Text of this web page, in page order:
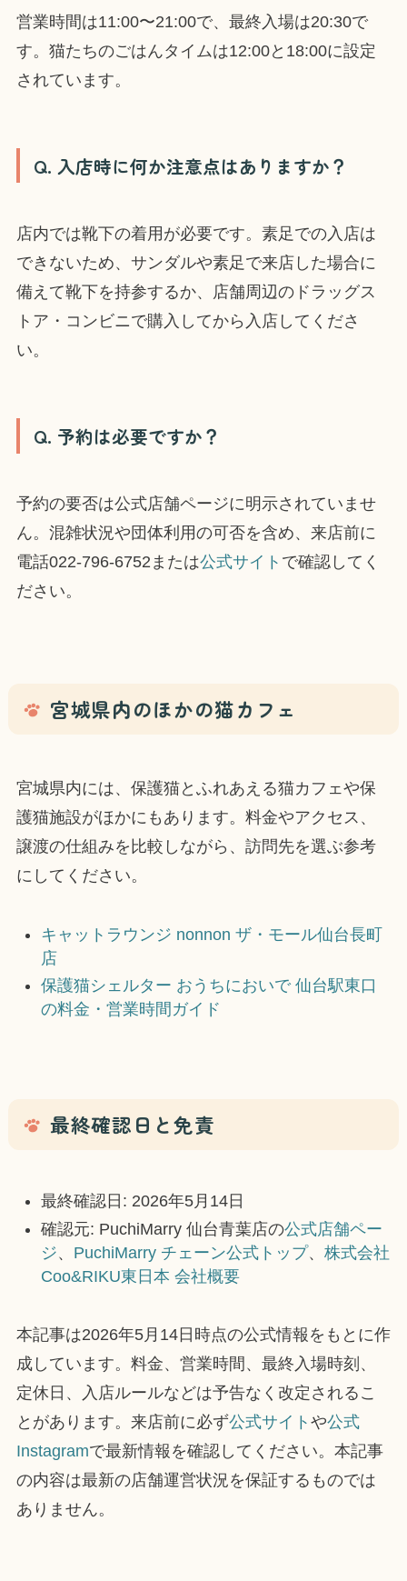
営業時間は11:00〜21:00で、最終入場は20:30で
す。猫たちのごはんタイムは12:00と18:00に設定
されています。
Q. 入店時に何か注意点はありますか？
店内では靴下の着用が必要です。素足での入店は
できないため、サンダルや素足で来店した場合に
備えて靴下を持参するか、店舗周辺のドラッグス
トア・コンビニで購入してから入店してくださ
い。
Q. 予約は必要ですか？
予約の要否は公式店舗ページに明示されていませ
ん。混雑状況や団体利用の可否を含め、来店前に
電話022-796-6752または公式サイト で確認してく
ださい。
宮城県内のほかの猫カフェ
宮城県内には、保護猫とふれあえる猫カフェや保
護猫施設がほかにもあります。料金やアクセス、
譲渡の仕組みを比較しながら、訪問先を選ぶ参考
にしてください。
キャットラウンジ nonnon ザ・モール仙台長町
店
保護猫シェルター おうちにおいで 仙台駅東口
の料金・営業時間ガイド
最終確認日と免責
最終確認日: 2026年5月14日
確認元: PuchiMarry 仙台青葉店の公式店舗ペー
ジ、 PuchiMarry チェーン公式トップ、 株式会社
Coo&RIKU東日本 会社概要
本記事は2026年5月14日時点の公式情報をもとに作
成しています。料金、営業時間、最終入場時刻、
定休日、入店ルールなどは予告なく改定されるこ
とがあります。来店前に必ず公式サイト や公式
Instagramで最新情報を確認してください。本記事
の内容は最新の店舗運営状況を保証するものでは
ありません。